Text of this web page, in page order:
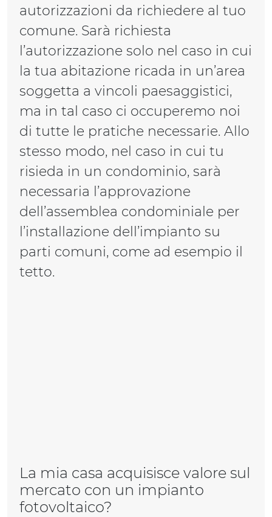
autorizzazioni da richiedere al tuo
comune. Sarà richiesta
l’autorizzazione solo nel caso in cui
la tua abitazione ricada in un’area
soggetta a vincoli paesaggistici,
ma in tal caso ci occuperemo noi
di tutte le pratiche necessarie. Allo
stesso modo, nel caso in cui tu
risieda in un condominio, sarà
necessaria l’approvazione
dell’assemblea condominiale per
l’installazione dell’impianto su
parti comuni, come ad esempio il
tetto.
La mia casa acquisisce valore sul
mercato con un impianto
fotovoltaico?